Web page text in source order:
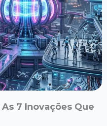
7 Inovações Que